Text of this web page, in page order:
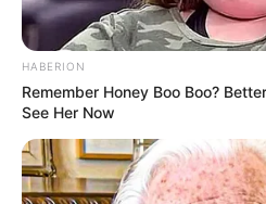
HABERION
Remember Honey Boo Boo?
See Her Now